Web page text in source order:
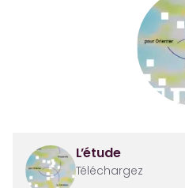
L’étude
Téléchargez